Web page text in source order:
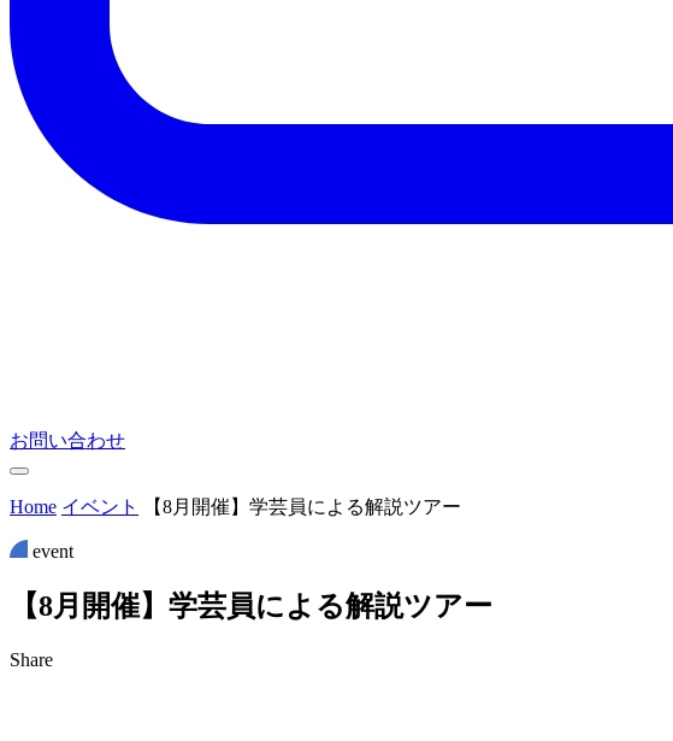
お問い合わせ
Home イベント 【8月開催】学芸員による解説ツアー
event
【8月 開催】 学芸員によ る解説ツアー
Share